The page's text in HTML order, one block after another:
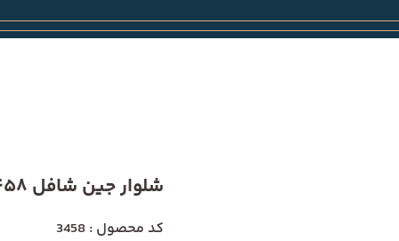
شلوار جین شافل 3458
کد محصول : 3458